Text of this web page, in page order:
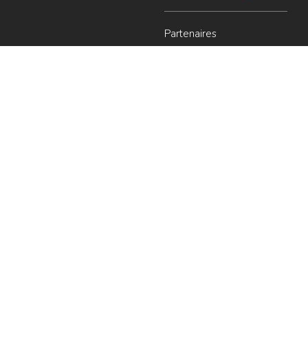
Partenaires
Liens